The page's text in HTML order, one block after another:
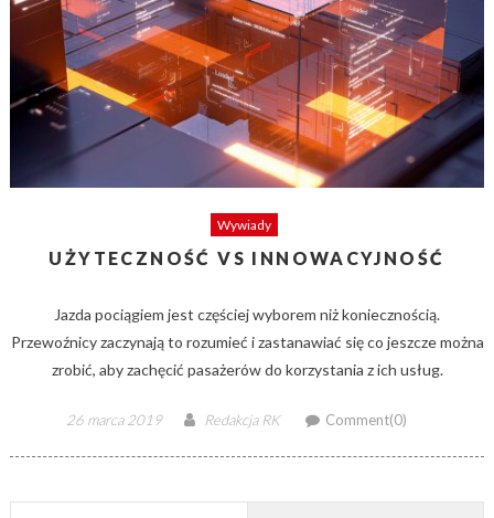
Wywiady
UŻYTECZNOŚĆ VS INNOWACYJNOŚĆ
Jazda pociągiem jest częściej wyborem niż koniecznością.
Przewoźnicy zaczynają to rozumieć i zastanawiać się co jeszcze można
zrobić, aby zachęcić pasażerów do korzystania z ich usług.
Posted
26 marca 2019 Author
Redakcja RK Comment(0)